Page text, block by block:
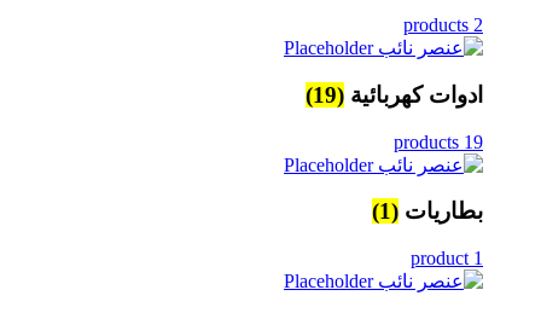
2 products
ادوات كهربائية (19)
19 products
بطاريات (1)
1 product